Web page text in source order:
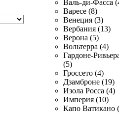
Валь-ди-Фасса
Варесе (8)
Венеция (3)
Вербания (13)
Верона (5)
Вольтерра (4)
Гардоне-
(5)
Гроссето (4)
Дзамброне (19)
Изола Росса (4)
Империя (10)
Капо Ватикано